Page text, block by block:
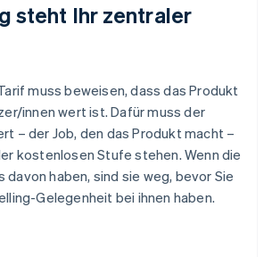
steht Ihr zentraler
muss beweisen, dass das Produkt
innen wert ist. Dafür muss der
– der Job, den das Produkt macht –
kostenlosen Stufe stehen. Wenn die
davon haben, sind sie weg, bevor Sie
Gelegenheit bei ihnen haben.